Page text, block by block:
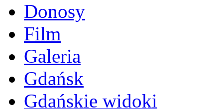
Donosy
Film
Galeria
Gdańsk
Gdańskie widoki